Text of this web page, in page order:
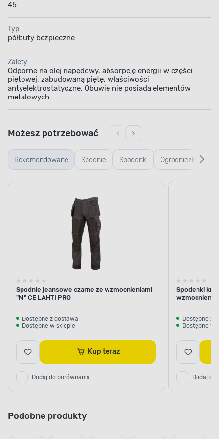
45
Typ
półbuty bezpieczne
Zalety
Odporne na olej napędowy, absorpcję energii w części
piętowej, zabudowaną piętę, właściwości
antyelektrostatyczne. Obuwie nie posiada elementów
metalowych.
Rekomendowane Spodnie
robocze
Spodenki
robocze
Ogrodniczki
Możesz potrzebować
Spodnie jeansowe czarne ze wzmocnieniami
"M" CE LAHTI PRO
Dostępne z dostawą
Dostępne w sklepie
Kup teraz
Dodaj do porównania
Spodenki
Dostępne z
Dostępne w
Dodaj do
Podobne produkty